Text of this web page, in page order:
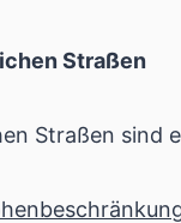
Straßen
Straßen sind